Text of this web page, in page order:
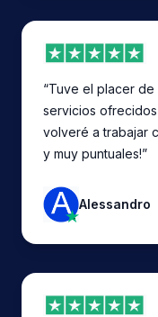
“Tuve el placer
servicios
volveré a trabajar
y muy puntuales!”
Alessandro